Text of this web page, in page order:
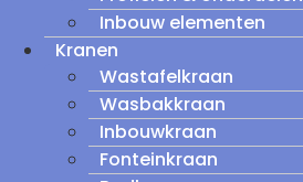
Inbouw elementen
Kranen
Wastafelkraan
Wasbakkraan
Inbouwkraan
Fonteinkraan